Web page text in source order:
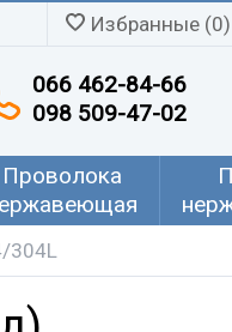
Избранные (0)
066 462-84-66
098 509-47-02
Проволока
304L